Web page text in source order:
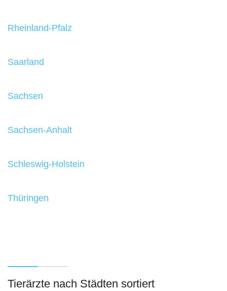
Rheinland-Pfalz
Saarland
Sachsen
Sachsen-Anhalt
Schleswig-Holstein
Thüringen
Tierärzte nach Städten sortiert